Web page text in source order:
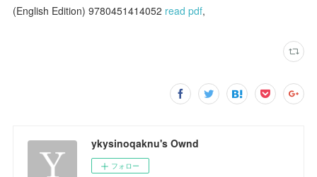
(English Edition) 9780451414052 read pdf,
ykysinoqaknu's Ownd
フォロー